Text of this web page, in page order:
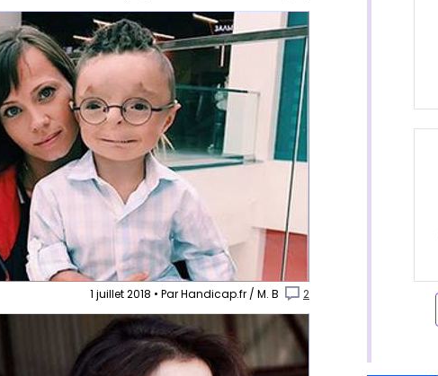
1 juillet 2018 • Par Handicap.fr / M. B 2